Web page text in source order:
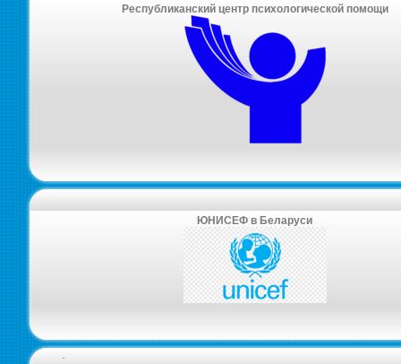
Республиканский центр психологической помощи
ЮНИСЕФ в Беларуси
-